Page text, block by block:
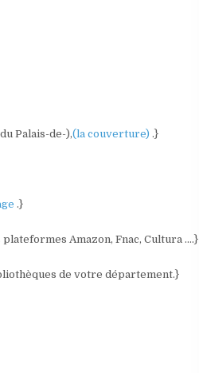
Palais-de-),(la couverture).}
.}
plateformes Amazon, Fnac, Cultura ….}
de votre département.}